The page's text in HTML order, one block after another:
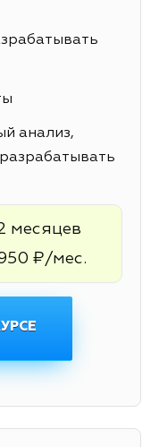
анализ,
месяцев
₽/мес.